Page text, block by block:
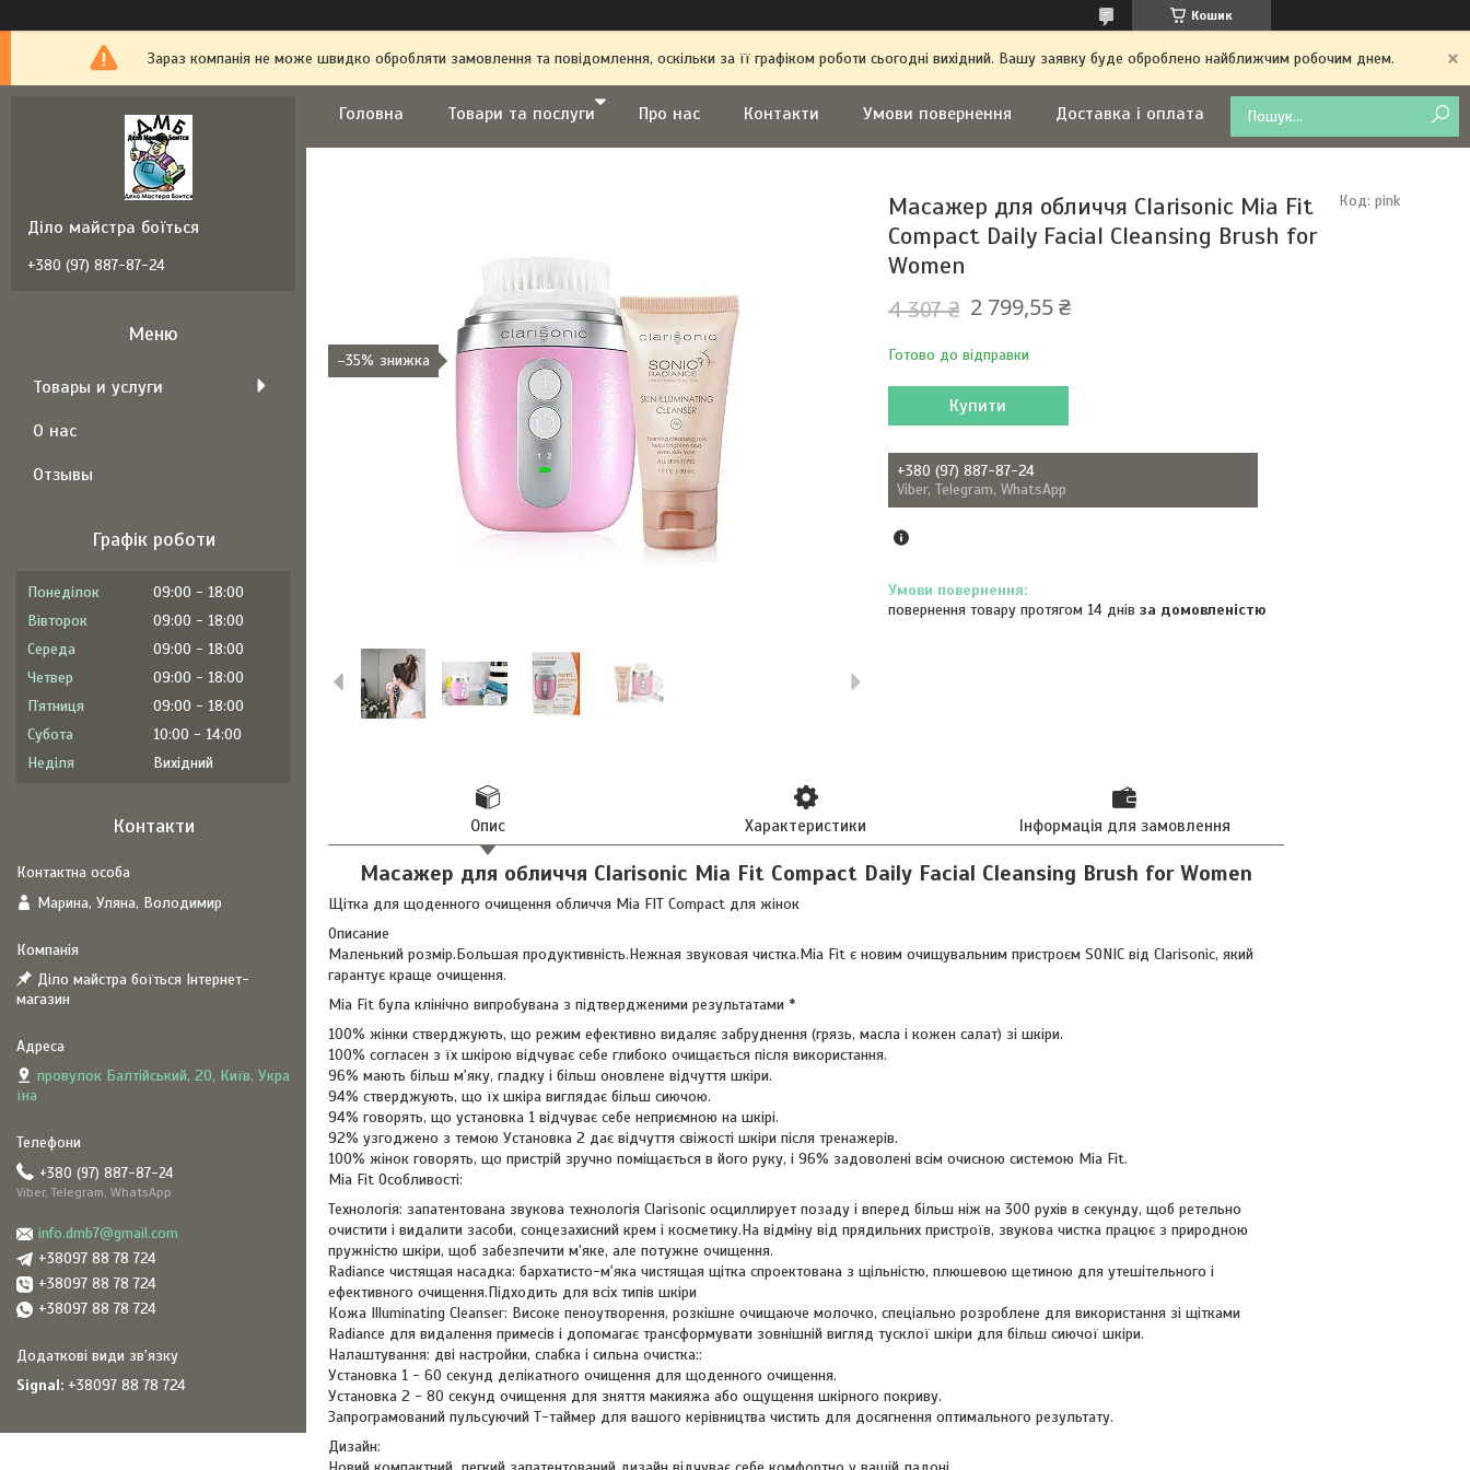
Кошик
Зараз компанія не може швидко обробляти замовлення та повідомлення, оскільки за її графіком роботи сьогодні вихідний. Вашу заявку буде оброблено найближчим робочим днем.
Головна Товари та послуги Про нас Контакти Умови повернення Доставка і оплата
–35%
Масажер для обличчя Clarisonic Mia Fit
Compact Daily Facial Cleansing Brush for
Women
4 307 ₴ 2 799,55 ₴
Готово до відправки
Код: pink
Купити
+380 (97) 887-87-24
Viber, Telegram, WhatsApp
повернення товару протягом 14 днів за домовленістю
Опис Характеристики Інформація для замовлення
Масажер для обличчя Clarisonic Mia Fit Compact Daily Facial Cleansing Brush for Women
Щітка для щоденного очищення обличчя Mia FIT Compact для жінок
Описание
Маленький розмір.Большая продуктивність.Нежная звуковая чистка.Mia Fit є новим очищувальним пристроєм SONIC від Clarisonic, який
гарантує краще очищення.
Mia Fit була клінічно випробувана з підтвердженими результатами *
100% жінки стверджують, що режим ефективно видаляє забруднення (грязь, масла і кожен салат) зі шкіри.
100% согласен з їх шкірою відчуває себе глибоко очищається після використання.
96% мають більш м'яку, гладку і більш оновлене відчуття шкіри.
94% стверджують, що їх шкіра виглядає більш сиючою.
94% говорять, що установка 1 відчуває себе неприємною на шкірі.
92% узгоджено з темою Установка 2 дає відчуття свіжості шкіри після тренажерів.
100% жінок говорять, що пристрій зручно поміщається в його руку, і 96% задоволені всім очисною системою Mia Fit.
Mia Fit Особливості:
Технологія: запатентована звукова технологія Clarisonic осциллирует позаду і вперед більш ніж на 300 рухів в секунду, щоб ретельно
очистити і видалити засоби, сонцезахисний крем і косметику.На відміну від прядильних пристроїв, звукова чистка працює з природною
пружністю шкіри, щоб забезпечити м'яке, але потужне очищення.
Radiance чистящая насадка: бархатисто-м'яка чистящая щітка спроектована з щільністю, плюшевою щетиною для утешітельного і
ефективного очищення.Підходить для всіх типів шкіри
Кожа Illuminating Cleanser: Високе пеноутворення, розкішне очищаюче молочко, спеціально розроблене для використання зі щітками
Radiance для видалення примесів і допомагає трансформувати зовнішній вигляд тусклої шкіри для більш сиючої шкіри.
Налаштування: дві настройки, слабка і сильна очистка::
Установка 1 - 60 секунд делікатного очищення для щоденного очищення.
Установка 2 - 80 секунд очищення для зняття макияжа або ощущення шкірного покриву.
Запрограмований пульсуючий Т-таймер для вашого керівництва чистить для досягнення оптимального результату.
Дизайн:
Діло майстра боїться
+380 (97) 887-87-24
Товары и услуги
О нас
Отзывы
Графік роботи
Понеділок 09:00
18:00
Вівторок
09:00
18:00
Середа
09:00
18:00
Четвер
09:00
18:00
Пʼятниця
09:00
18:00
Субота
10:00
14:00
Неділя
Вихідний
Контакти
Марина, Уляна, Володимир
Діло майстра боїться Інтернет-
магазин
провулок Балтійський, 20, Київ, Укра
їна
+380 (97) 887-87-24
Viber, Telegram, WhatsApp
info.dmb7@gmail.com
+38097 88 78 724
+38097 88 78 724
+38097 88 78 724
Signal +38097 88 78 724